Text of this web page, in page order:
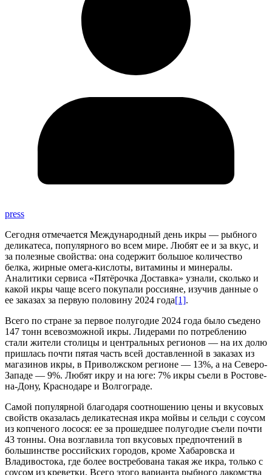
press
Сегодня отмечается Международный день икры — рыбного
деликатеса, популярного во всем мире. Любят ее и за вкус, и
за полезные свойства: она содержит большое количество
белка, жирные омега-кислоты, витамины и минералы.
Аналитики сервиса «Пятёрочка Доставка» узнали, сколько и
какой икры чаще всего покупали россияне, изучив данные о
ее заказах за первую половину 2024 года[1].
Всего по стране за первое полугодие 2024 года было съедено
147 тонн всевозможной икры. Лидерами по потреблению
стали жители столицы и центральных регионов — на их долю
пришлась почти пятая часть всей доставленной в заказах из
магазинов икры, в Приволжском регионе — 13%, а на Северо-
Западе — 9%. Любят икру и на юге: 7% икры съели в Ростове-
на-Дону, Краснодаре и Волгограде.
Самой популярной благодаря соотношению цены и вкусовых
свойств оказалась деликатесная икра мойвы и сельди с соусом
из копченого лосося: ее за прошедшее полугодие съели почти
43 тонны. Она возглавила топ вкусовых предпочтений в
большинстве российских городов, кроме Хабаровска и
Владивостока, где более востребована такая же икра, только с
соусом из креветки. Всего этого варианта рыбного лакомства